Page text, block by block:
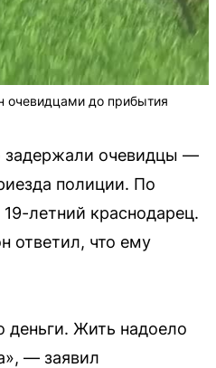
очевидцами до прибытия
задержали очевидцы —
полиции. По
летний краснодарец.
ответил, что ему
деньги. Жить надоело
— заявил